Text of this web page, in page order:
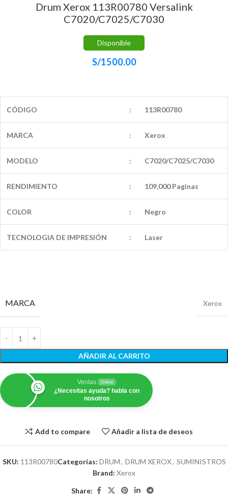
Drum Xerox 113R00780 Versalink
C7020/C7025/C7030
Disponible
S/1500.00
CÓDIGO : 113R00780
MARCA : Xerox
MODELO : C7020/C7025/C7030
RENDIMIENTO : 109,000 Paginas
COLOR : Negro
TECNOLOGIA DE IMPRESIÓN : Laser
MARCA Xerox
AÑADIR AL CARRITO
Ventas Online
¿Necesitas ayuda? habla con
nosotros
Add to compare Añadir a lista de deseos
SKU: 113R00780Categorías: DRUM, DRUM XEROX, SUMINISTROS
Brand: Xerox
Share: